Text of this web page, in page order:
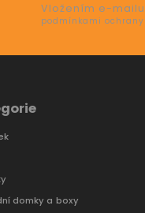
Vložením e-
podmínkami
domky a boxy